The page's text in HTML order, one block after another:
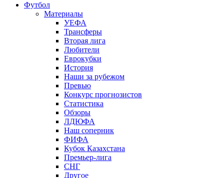
Футбол
Материалы
УЕФА
Трансферы
Вторая лига
Любители
Еврокубки
История
Наши за рубежом
Превью
Конкурс прогнозистов
Статистика
Обзоры
ЛДЮФА
Наш соперник
ФИФА
Кубок Казахстана
Премьер-лига
СНГ
Другое